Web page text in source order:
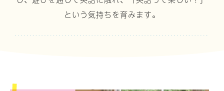
という気持ちを育みます。